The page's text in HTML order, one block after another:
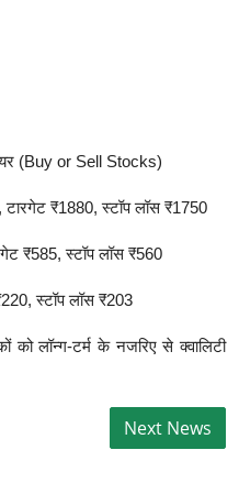
(Buy or Sell Stocks)
₹1880, स्टॉप लॉस ₹1750
₹585, स्टॉप लॉस ₹560
स्टॉप लॉस ₹203
को लॉन्ग-टर्म के नजरिए से क्वालिटी